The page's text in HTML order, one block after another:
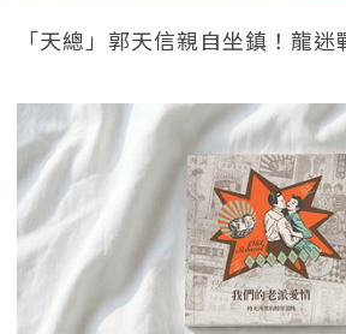
「天總」郭天信親自坐鎮！龍迷